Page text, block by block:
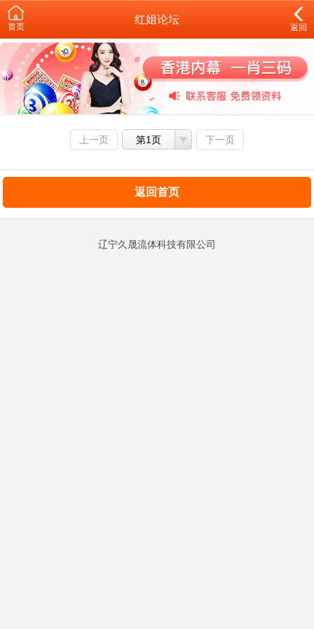
首页
红姐论坛
返回
上一页 第1页 下一页
返回首页
辽宁久晟流体科技有限公司